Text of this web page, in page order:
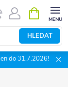
HLEDAT
NÁKUPNÍ
KOŠÍK
do 31.7.2026!